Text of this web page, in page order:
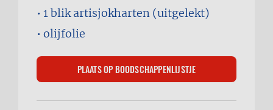
1 blik artisjokharten (uitgelekt)
olijfolie